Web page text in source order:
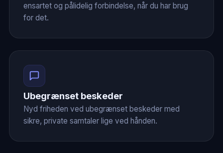
ensartet og pålidelig forbindelse, når du har brug
for det.
Ubegrænset beskeder
Nyd friheden ved ubegrænset beskeder med
sikre, private samtaler lige ved hånden.